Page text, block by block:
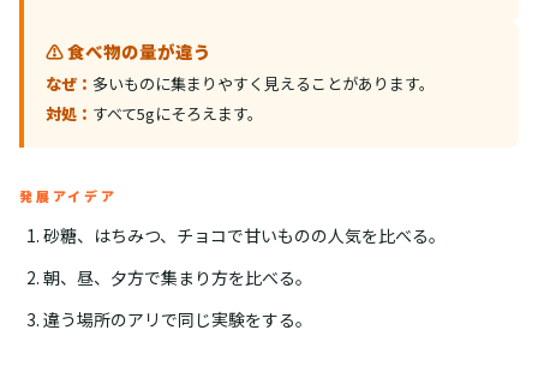
⚠️ 食べ物の量が違う
なぜ： 多いものに集まりやすく見えることがあります。
対処： すべて5gにそろえます。
発展アイデア
砂糖、はちみつ、チョコで甘いものの人気を比べる。
朝、昼、夕方で集まり方を比べる。
違う場所のアリで同じ実験をする。